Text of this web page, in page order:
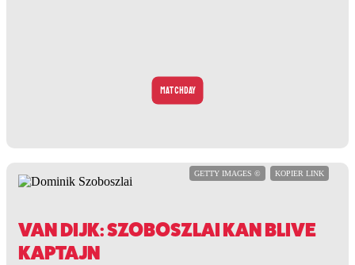
MATCHDAY
GETTY IMAGES © KOPIER LINK
VAN DIJK: SZOBOSZLAI KAN BLIVE
KAPTAJN